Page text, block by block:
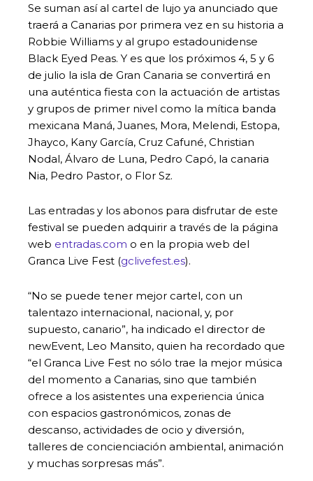
Se suman así al cartel de lujo ya anunciado que
traerá a Canarias por primera vez en su historia a
Robbie Williams y al grupo estadounidense
Black Eyed Peas. Y es que los próximos 4, 5 y 6
de julio la isla de Gran Canaria se convertirá en
una auténtica fiesta con la actuación de artistas
y grupos de primer nivel como la mítica banda
mexicana Maná, Juanes, Mora, Melendi, Estopa,
Jhayco, Kany García, Cruz Cafuné, Christian
Nodal, Álvaro de Luna, Pedro Capó, la canaria
Nia, Pedro Pastor, o Flor Sz.
Las entradas y los abonos para disfrutar de este
festival se pueden adquirir a través de la página
web entradas.com o en la propia web del
Granca Live Fest (gclivefest.es).
“No se puede tener mejor cartel, con un
talentazo internacional, nacional, y, por
supuesto, canario”, ha indicado el director de
newEvent, Leo Mansito, quien ha recordado que
“el Granca Live Fest no sólo trae la mejor música
del momento a Canarias, sino que también
ofrece a los asistentes una experiencia única
con espacios gastronómicos, zonas de
descanso, actividades de ocio y diversión,
talleres de concienciación ambiental, animación
y muchas sorpresas más”.